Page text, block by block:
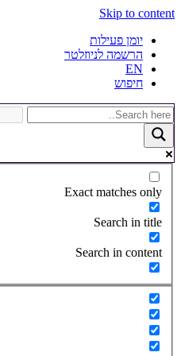
Skip to content
יומן פעילות
הרשמה לניוזלטר
EN
חיפוש
Exact matches only
Search in title
Search in content